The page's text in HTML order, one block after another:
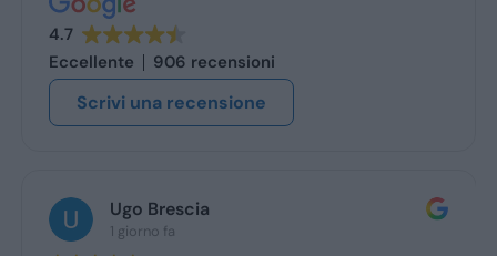
4.7
Eccellente
906 recensioni
Scrivi una recensione
Ugo Brescia
1 giorno fa